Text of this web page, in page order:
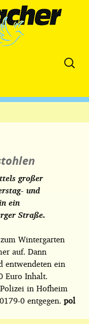
Suche
großer
und
ein
Straße.
Wintergarten
auf. Dann
entwendeten ein
Euro Inhalt.
in Hofheim
0 entgegen. pol